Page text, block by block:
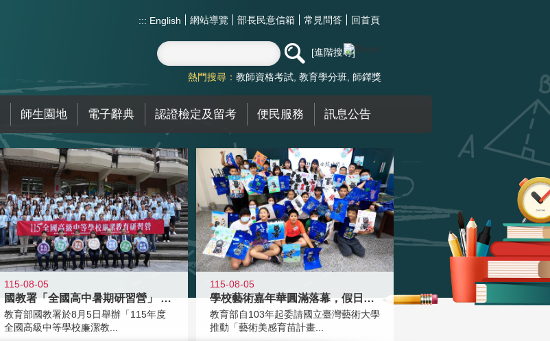
::: English 網站導覽 部長民意信箱 常見問答 回首頁
進階搜尋
熱門搜尋： 教師資格考試 教育學分班 師鐸獎
師生園地 電子辭典 認證檢定及留考 便民服務 訊息公告
115-08-05
國教署「全國高中暑期研習營」 以多
教育部國教署於8月5日舉辦「115年度
全國高級中等學校廉潔教...
115-08-05
學校藝術嘉年華圓滿落幕，假日學校接
教育部自103年起委請國立臺灣藝術大學
推動「藝術美感育苗計畫...